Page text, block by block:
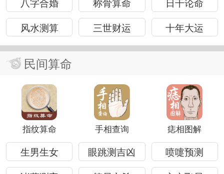
风水测算
三世财运 十年大运
民间算命
指纹算命 手相查询 痣相图解
生男生女 眼跳测吉凶
喷嚏预测